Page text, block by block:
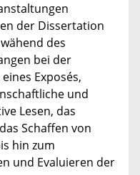
der Dissertation
des
bei der
Exposés,
und
Lesen, das
Schaffen von
hin zum
und Evaluieren der